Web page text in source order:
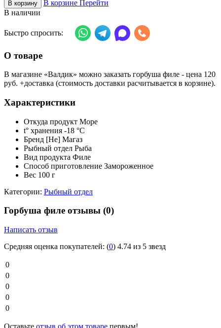
В корзину
В корзине Перейти
В наличии
Быстро спросить:
О товаре
В магазине «Валдик» можно заказать горбуша филе - цена 120
руб. +доставка (стоимость доставки расчитывается в корзине).
Характеристики
Откуда продукт Море
t° хранения -18 °C
Бренд [Не] Магаз
Рыбный отдел Рыба
Вид продукта Филе
Способ приготовление Замороженное
Вес 100 г
Категории: Рыбный отдел
Горбуша филе отзывы (0)
Написать отзыв
Средняя оценка покупателей: (0) 4.74 из 5 звезд
0
0
0
0
0